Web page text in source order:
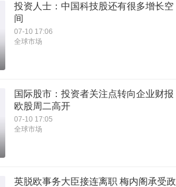
投资人士：中国科技股还有很多增长空
间
07-10 17:06
全球市场
国际股市：投资者关注点转向企业财报
欧股周二高开
07-10 17:05
全球市场
英脱欧事务大臣接连离职 梅内阁承受政